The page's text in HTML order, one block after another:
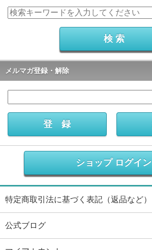
メルマガ登録・解除
ショップ ログイン
特定商取引法に基づく表記（返品など）
公式ブログ